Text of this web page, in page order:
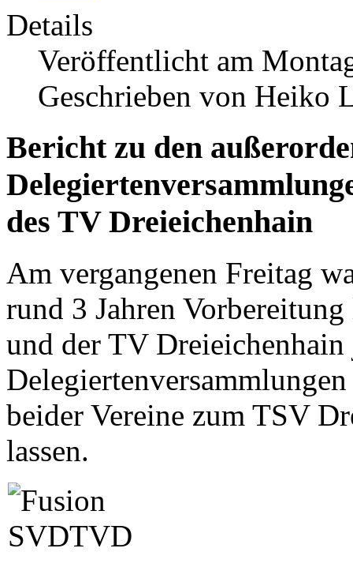
Details
Veröffentlicht am
Geschrieben von Heiko
Bericht zu den
des TV Dreieichenhain
Am vergangenen Freitag
rund 3 Jahren
und der TV
beider Vereine zum TSV
lassen.